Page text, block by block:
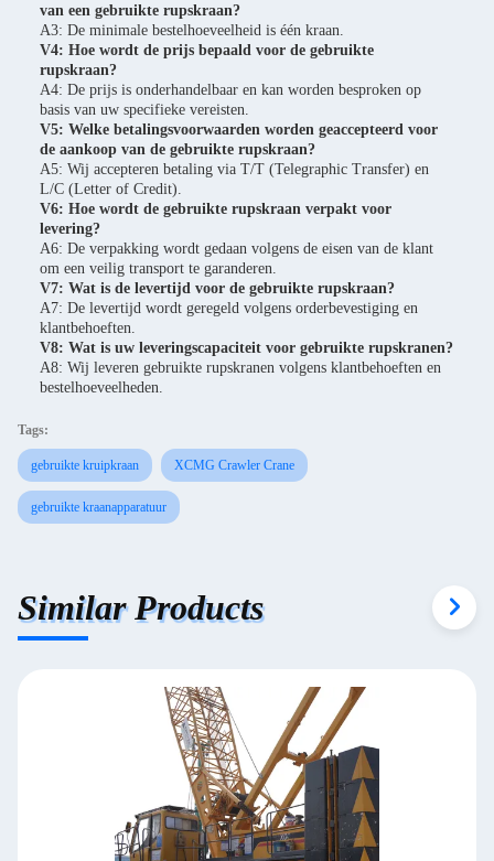
van een gebruikte rupskraan?
A3: De minimale bestelhoeveelheid is één kraan.
V4: Hoe wordt de prijs bepaald voor de gebruikte
rupskraan?
A4: De prijs is onderhandelbaar en kan worden besproken op
basis van uw specifieke vereisten.
V5: Welke betalingsvoorwaarden worden geaccepteerd voor
de aankoop van de gebruikte rupskraan?
A5: Wij accepteren betaling via T/T (Telegraphic Transfer) en
L/C (Letter of Credit).
V6: Hoe wordt de gebruikte rupskraan verpakt voor
levering?
A6: De verpakking wordt gedaan volgens de eisen van de klant
om een veilig transport te garanderen.
V7: Wat is de levertijd voor de gebruikte rupskraan?
A7: De levertijd wordt geregeld volgens orderbevestiging en
klantbehoeften.
V8: Wat is uw leveringscapaciteit voor gebruikte rupskranen?
A8: Wij leveren gebruikte rupskranen volgens klantbehoeften en
bestelhoeveelheden.
Tags:
gebruikte kruipkraan XCMG Crawler Crane
gebruikte kraanapparatuur
Similar Products